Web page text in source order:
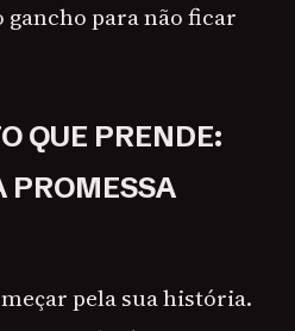
gancho para não ficar
QUE PRENDE:
PROMESSA
pela sua história.